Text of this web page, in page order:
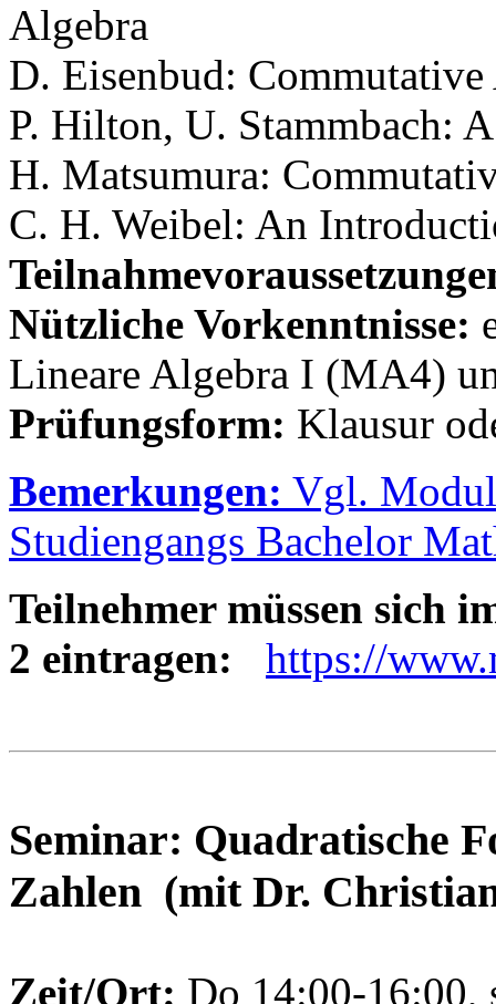
Algebra
D. Eisenbud: Commutative
P. Hilton, U. Stammbach:
H. Matsumura:
C. H. Weibel: An
Nützliche Vorkenntnisse:
Lineare Algebra I (MA4)
Prüfungsform: Klausur
Bemerkungen: Vgl.
Studiengangs Bachelor
Teilnehmer müssen sich
2 eintragen:
https://
Seminar: Quadratische
Zahlen (mit Dr.
Zeit/Ort: Do 14:00-16:00,